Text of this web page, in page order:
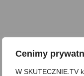
Cenimy
W SKUTECZNIE.TV